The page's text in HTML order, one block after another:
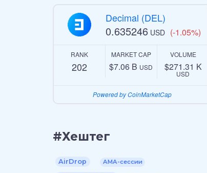
Decimal (DEL)
0.635246 USD (-1.05%)
RANK
202
MARKET CAP
$7.06 B USD
VOLUME
$271.31 K
USD
Powered by CoinMarketCap
#Хештег
AirDrop AMA-сессии